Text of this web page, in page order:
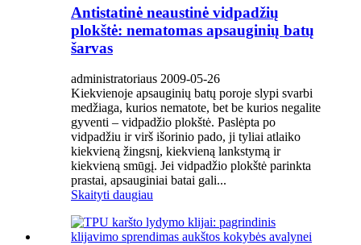
Antistatinė neaustinė vidpadžių
plokštė: nematomas apsauginių batų
šarvas
administratoriaus 2009-05-26
Kiekvienoje apsauginių batų poroje slypi svarbi
medžiaga, kurios nematote, bet be kurios negalite
gyventi – vidpadžio plokštė. Paslėpta po
vidpadžiu ir virš išorinio pado, ji tyliai atlaiko
kiekvieną žingsnį, kiekvieną lankstymą ir
kiekvieną smūgį. Jei vidpadžio plokštė parinkta
prastai, apsauginiai batai gali...
Skaityti daugiau